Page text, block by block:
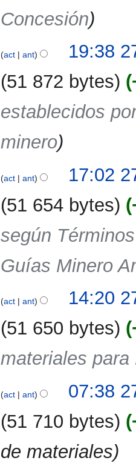
Concesión
act ant
19:38
51 872 bytes
establecidos
minero
act ant
17:02
51 654 bytes
según
Guías Minero
act ant
14:20
51 650 bytes
materiales para
act ant
07:38
51 710 bytes
de materiales